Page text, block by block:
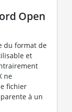
Open
du format de
et
ne
fichier
à un